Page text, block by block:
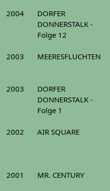
2004
DORFER
DONNERSTALK -
Folge 12
2003 MEERESFLUCHTEN
2003
DORFER
DONNERSTALK -
Folge 1
2002 AIR SQUARE
2001 MR. CENTURY